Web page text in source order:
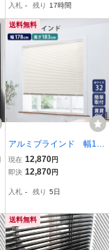
入札 - 残り 17時間
送料無料
アルミブラインド 幅17
8×高さ183cm
現在 12,870円
即決 12,870円
入札 - 残り 5日
送料無料